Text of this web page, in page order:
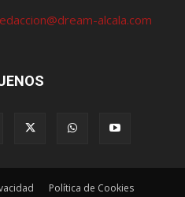
alcala.com
Política de Cookies